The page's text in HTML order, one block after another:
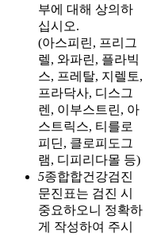
부에 대해 상의하
십시오.
(아스피린, 프리그
렐, 와파린, 플라빅
스, 프레탈, 지렐토,
프라닥사, 디스그
렌, 이부스트린, 아
스트릭스, 티를로
피딘, 클로피도그
램, 디피리다몰 등)
5종합합건강검진
문진표는 검진 시
중요하오니 정확하
게 작성하여 주시